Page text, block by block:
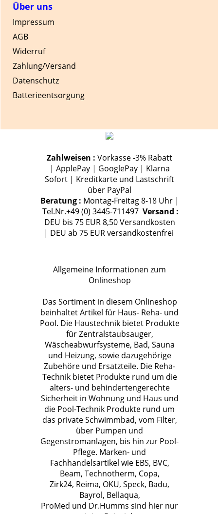
Über uns
Impressum
AGB
Widerruf
Zahlung/Versand
Datenschutz
Batterieentsorgung
Zahlweisen : Vorkasse -3% Rabatt
| ApplePay | GooglePay | Klarna
Sofort | Kreditkarte und Lastschrift
über PayPal
Beratung : Montag-Freitag 8-18 Uhr |
Tel.Nr.+49 (0) 3445-711497 Versand :
DEU bis 75 EUR 8,50 Versandkosten
| DEU ab 75 EUR versandkostenfrei
Allgemeine Informationen zum
Onlineshop
Das Sortiment in diesem Onlineshop
beinhaltet Artikel für Haus- Reha- und
Pool. Die Haustechnik bietet Produkte
für Zentralstaubsauger,
Wäscheabwurfsysteme, Bad, Sauna
und Heizung, sowie dazugehörige
Zubehöre und Ersatzteile. Die Reha-
Technik bietet Produkte rund um die
alters- und behindertengerechte
Sicherheit in Wohnung und Haus und
die Pool-Technik Produkte rund um
das private Schwimmbad, vom Filter,
über Pumpen und
Gegenstromanlagen, bis hin zur Pool-
Pflege. Marken- und
Fachhandelsartikel wie EBS, BVC,
Beam, Technotherm, Copa,
Zirk24, Reima, OKU, Speck, Badu,
Bayrol, Bellaqua,
ProMed und Dr.Humms sind hier nur